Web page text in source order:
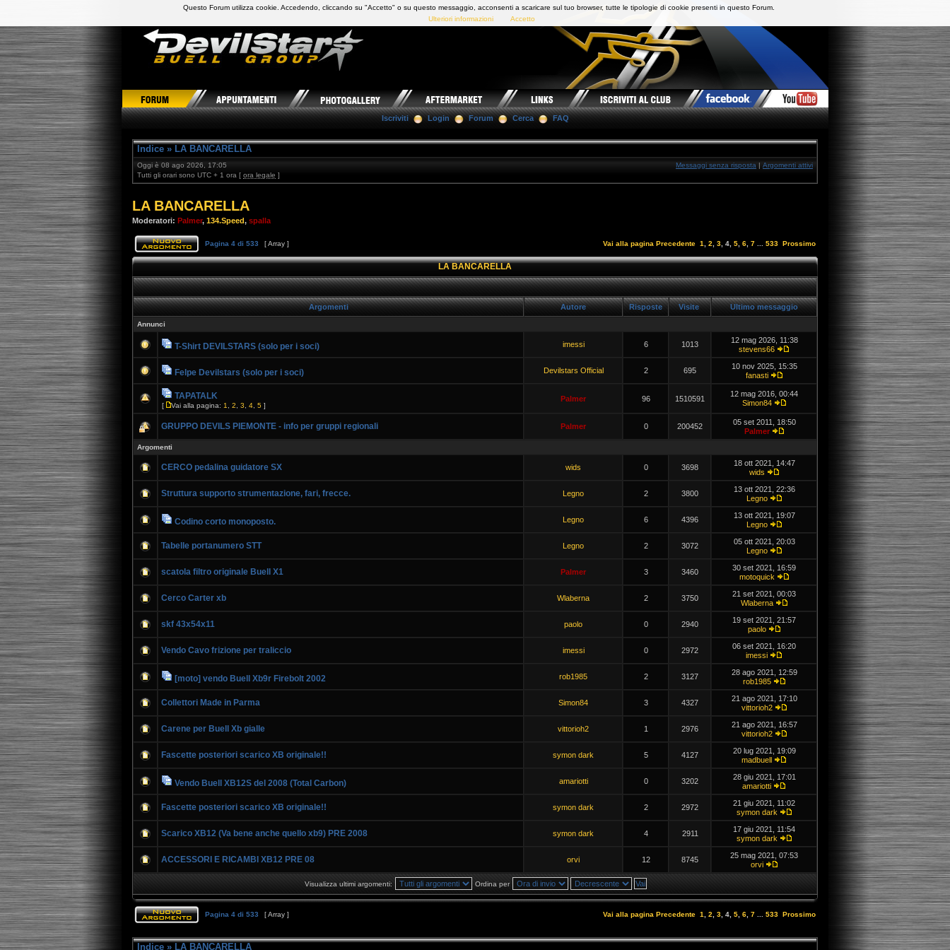
DevilStars Club Buell Italia
Iscriviti Login Forum Cerca FAQ
Indice » LA BANCARELLA
Oggi è 08 ago 2026, 17:05
Tutti gli orari sono UTC + 1 ora [ ora legale ]
Messaggi senza risposta | Argomenti attivi
LA BANCARELLA
Moderatori: Palmer, 134.Speed, spalla
Pagina 4 di 533 [ Array ] Vai alla pagina Precedente 1 2 3 4 5 6 7 533 Prossimo
LA BANCARELLA
Argomenti Autore Risposte Visite Ultimo messaggio
Annunci
T-Shirt DEVILSTARS (solo per i soci) imessi 6 1013
12 mag 2026, 11:38
stevens66
Felpe Devilstars (solo per i soci) Devilstars Official 2 695
10 nov 2025, 15:35
fanasti
TAPATALK
[ Vai alla pagina: 1 2 3 4 5 ]
Palmer 96 1510591
12 mag 2016, 00:44
Simon84
GRUPPO DEVILS PIEMONTE - info per gruppi regionali Palmer 0 200452
05 set 2011, 18:50
Palmer
Argomenti
CERCO pedalina guidatore SX wids 0 3698
18 ott 2021, 14:47
wids
Struttura supporto strumentazione, fari, frecce. Legno 2 3800
13 ott 2021, 22:36
Legno
Codino corto monoposto. Legno 6 4396
13 ott 2021, 19:07
Legno
Tabelle portanumero STT Legno 2 3072
05 ott 2021, 20:03
Legno
scatola filtro originale Buell X1 Palmer 3 3460
30 set 2021, 16:59
motoquick
Cerco Carter xb Wlaberna 2 3750
21 set 2021, 00:03
Wlaberna
skf 43x54x11 paolo 0 2940
19 set 2021, 21:57
paolo
Vendo Cavo frizione per traliccio imessi 0 2972
06 set 2021, 16:20
imessi
[moto] vendo Buell Xb9r Firebolt 2002 rob1985 2 3127
28 ago 2021, 12:59
rob1985
Collettori Made in Parma Simon84 3 4327
21 ago 2021, 17:10
vittorioh2
Carene per Buell Xb gialle vittorioh2 1 2976
21 ago 2021, 16:57
vittorioh2
Fascette posteriori scarico XB originale!! symon dark 5 4127
20 lug 2021, 19:09
madbuell
Vendo Buell XB12S del 2008 (Total Carbon) amariotti 0 3202
28 giu 2021, 17:01
amariotti
Fascette posteriori scarico XB originale!! symon dark 2 2972
21 giu 2021, 11:02
symon dark
Scarico XB12 (Va bene anche quello xb9) PRE 2008 symon dark 4 2911
17 giu 2021, 11:54
symon dark
ACCESSORI E RICAMBI XB12 PRE 08 orvi 12 8745
25 mag 2021, 07:53
orvi
Visualizza ultimi argomenti: Ordina per
Pagina 4 di 533 [ Array ] Vai alla pagina Precedente 1 2 3 4 5 6 7 533 Prossimo
Indice » LA BANCARELLA
Questo Forum utilizza cookie. Accedendo, cliccando su "Accetto" o su questo messaggio, acconsenti a scaricare sul tuo browser, tutte le tipologie di cookie presenti in questo Forum.
Ulteriori informazioni
Accetto